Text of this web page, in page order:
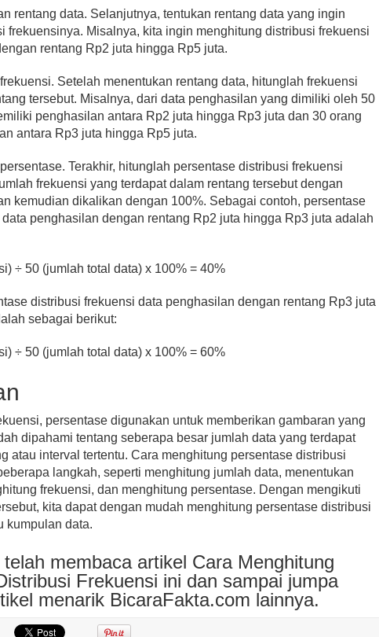
rentang data. Selanjutnya, tentukan rentang data yang ingin
frekuensinya. Misalnya, kita ingin menghitung distribusi frekuensi
rentang Rp2 juta hingga Rp5 juta.
Setelah menentukan rentang data, hitunglah frekuensi
tersebut. Misalnya, dari data penghasilan yang dimiliki oleh 50
penghasilan antara Rp2 juta hingga Rp3 juta dan 30 orang
antara Rp3 juta hingga Rp5 juta.
Terakhir, hitunglah persentase distribusi frekuensi
frekuensi yang terdapat dalam rentang tersebut dengan
kemudian dikalikan dengan 100%. Sebagai contoh, persentase
penghasilan dengan rentang Rp2 juta hingga Rp3 juta adalah
÷ 50 (jumlah total data) x 100% = 40%
distribusi frekuensi data penghasilan dengan rentang Rp3 juta
sebagai berikut:
÷ 50 (jumlah total data) x 100% = 60%
persentase digunakan untuk memberikan gambaran yang
dipahami tentang seberapa besar jumlah data yang terdapat
atau interval tertentu. Cara menghitung persentase distribusi
langkah, seperti menghitung jumlah data, menentukan
frekuensi, dan menghitung persentase. Dengan mengikuti
kita dapat dengan mudah menghitung persentase distribusi
kumpulan data.
membaca artikel Cara Menghitung
Frekuensi ini dan sampai jumpa
menarik BicaraFakta.com lainnya.